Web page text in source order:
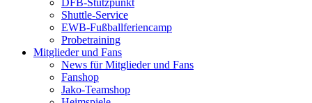
DFB-Stützpunkt
Shuttle-Service
EWB-Fußballferiencamp
Probetraining
Mitglieder und Fans
News für Mitglieder und Fans
Fanshop
Jako-Teamshop